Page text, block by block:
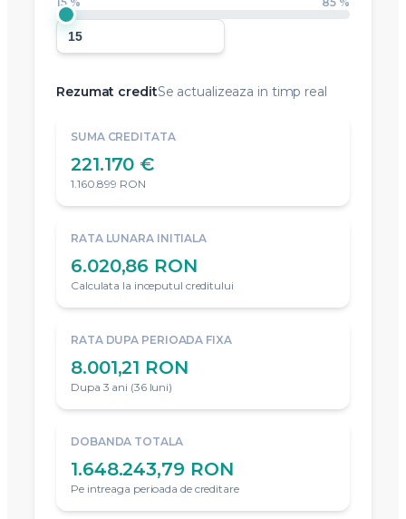
Rezumat creditSe actualizeaza in timp real
SUMA CREDITATA
221.170 €
1.160.899 RON
RATA LUNARA INITIALA
6.020,86 RON
Calculata la inceputul creditului
RATA DUPA PERIOADA FIXA
8.001,21 RON
Dupa 3 ani (36 luni)
DOBANDA TOTALA
1.648.243,79 RON
Pe intreaga perioada de creditare